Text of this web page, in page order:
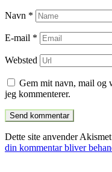
Navn *
E-mail *
Websted
Gem mit navn, mail og
jeg kommenterer.
Dette site anvender
din kommentar bliver